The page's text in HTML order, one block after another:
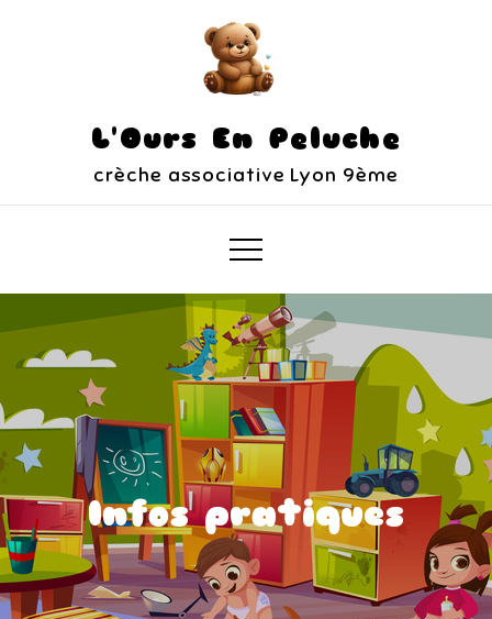
L'Ours En Peluche
crèche associative Lyon 9ème
Infos pratiques